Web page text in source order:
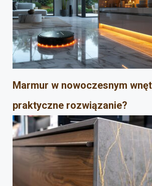
Marmur w nowoczesnym
praktyczne rozwiązanie?